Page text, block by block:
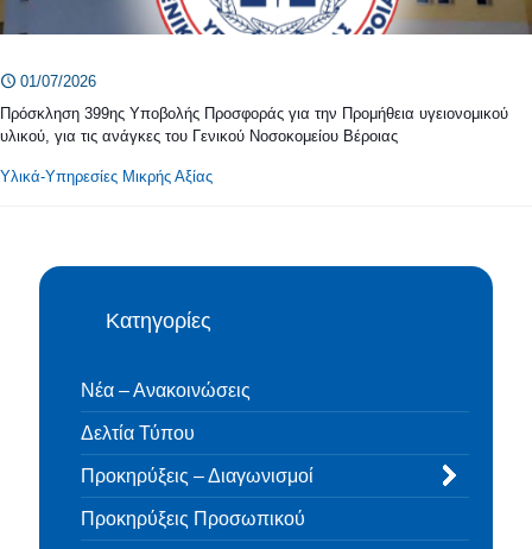
01/07/2026
Πρόσκληση 399ης Υποβολής Προσφοράς για την Προμήθεια υγειονομικού
υλικού, για τις ανάγκες του Γενικού Νοσοκομείου Βέροιας
Υλικά-Υπηρεσίες Μικρής Αξίας
Κατηγορίες
Νέα – Ανακοινώσεις
Δελτία Τύπου
Προκηρύξεις – Διαγωνισμοί
Προκηρύξεις Προσωπικού